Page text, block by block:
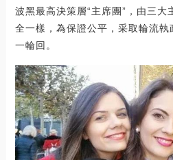
波黑最高決策層“主席團”，由三
全一樣，為保證公平，采取輪流
一輪回。